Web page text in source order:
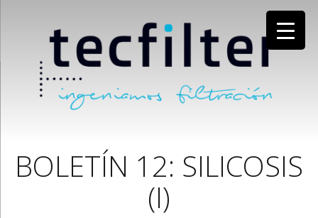
BOLETÍN 12: SILICOSIS
(I)